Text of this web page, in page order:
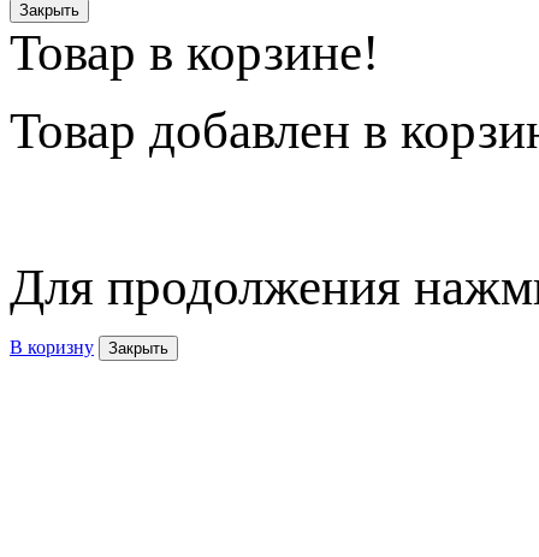
Закрыть
Товар в корзине!
Товар добавлен в
Для продолжения
В коризну Закрыть